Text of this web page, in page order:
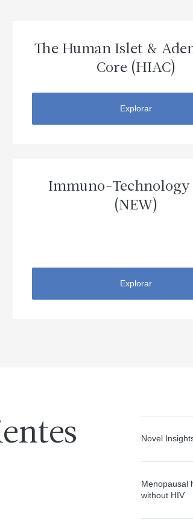
The Human Islet &
Core (HIAC)
Explorar
Immuno-Technology
(NEW)
Explorar
Novel
Menopausal
without HIV